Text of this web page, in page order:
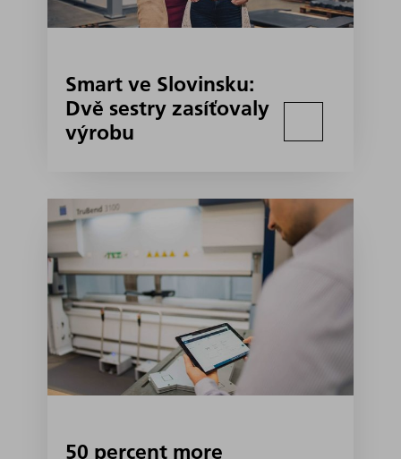
Smart ve Slovinsku:
Dvě sestry zasíťovaly
výrobu
50 percent more